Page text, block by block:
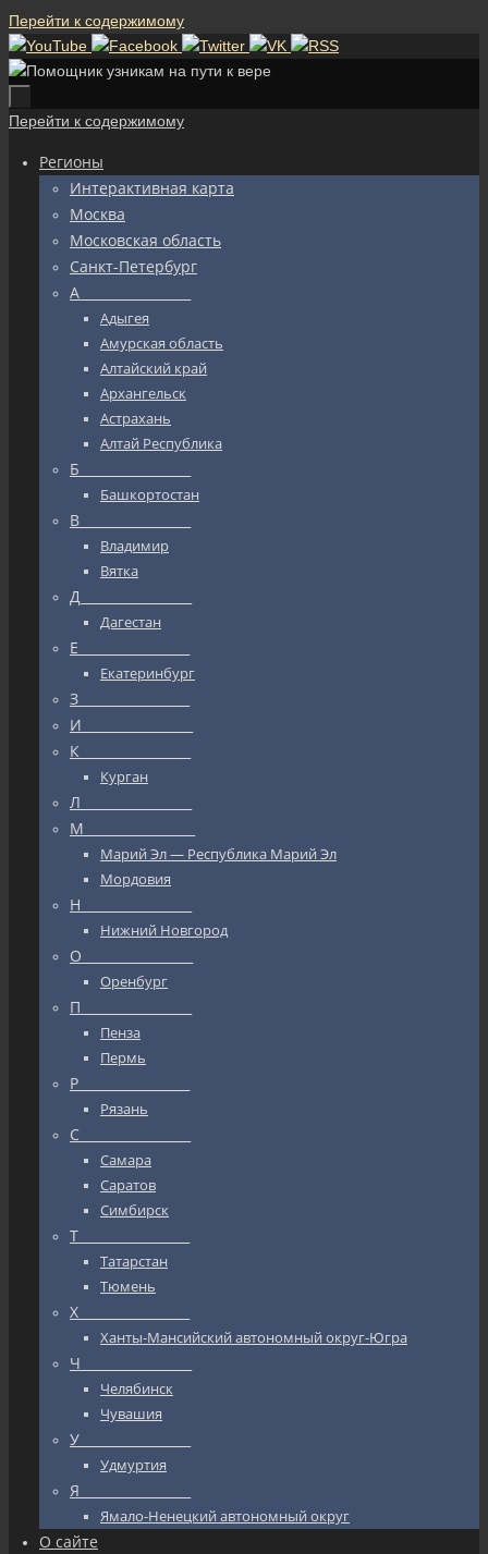
Перейти к содержимому
Перейти к содержимому
Регионы
Интерактивная карта
Москва
Московская область
Санкт-Петербург
А_________________
Адыгея
Амурская область
Алтайский край
Архангельск
Астрахань
Алтай Республика
Б_________________
Башкортостан
В_________________
Владимир
Вятка
Д_________________
Дагестан
Е_________________
Екатеринбург
З_________________
И_________________
К_________________
Курган
Л_________________
М_________________
Марий Эл — Республика Марий Эл
Мордовия
Н_________________
Нижний Новгород
О_________________
Оренбург
П_________________
Пенза
Пермь
Р_________________
Рязань
С_________________
Самара
Саратов
Симбирск
Т_________________
Татарстан
Тюмень
Х_________________
Ханты-Мансийский автономный округ-Югра
Ч_________________
Челябинск
Чувашия
У_________________
Удмуртия
Я_________________
Ямало-Ненецкий автономный округ
О сайте